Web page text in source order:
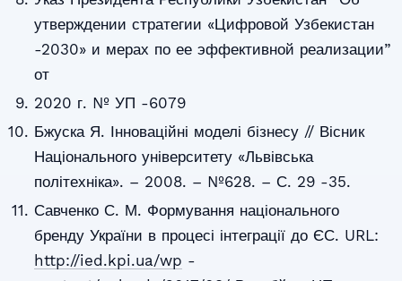
утверждении стратегии «Цифровой Узбекистан
-2030» и мерах по ее эффективной реализации”
от
2020 г. № УП -6079
Бжуска Я. Інноваційні моделі бізнесу // Вісник
Національного університету «Львівська
політехніка». – 2008. – №628. – С. 29 -35.
Савченко С. М. Формування національного
бренду України в процесі інтеграції до ЄС. URL:
http://ied.kpi.ua/wp -